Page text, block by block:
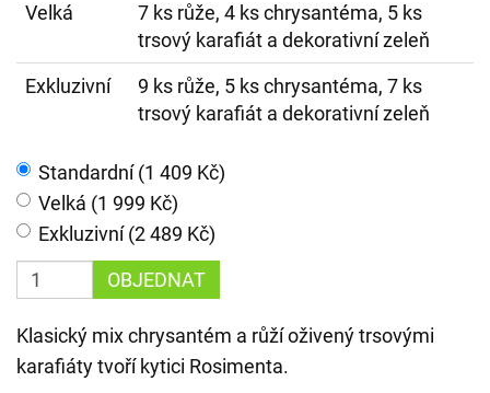
Velká
7 ks růže, 4 ks chrysantéma, 5 ks
trsový karafiát a dekorativní zeleň
Exkluzivní
9 ks růže, 5 ks chrysantéma, 7 ks
trsový karafiát a dekorativní zeleň
Standardní (1 409 Kč)
Velká (1 999 Kč)
Exkluzivní (2 489 Kč)
OBJEDNAT
Klasický mix chrysantém a růží oživený trsovými
karafiáty tvoří kytici Rosimenta.